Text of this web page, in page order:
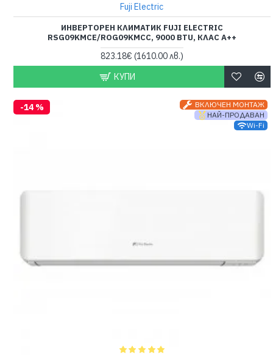
Fuji Electric
ИНВЕРТОРЕН КЛИМАТИК FUJI ELECTRIC
RSG09KMCE/ROG09KMCC, 9000 BTU, КЛАС A++
823.18€ (1610.00 лв.)
КУПИ
ВКЛЮЧЕН МОНТАЖ
Wi-Fi
НАЙ-ПРОДАВАН
-14 %